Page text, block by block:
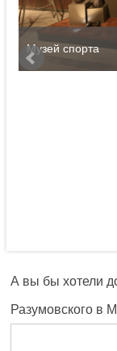
Музей спорта
А вы бы хотели
Разумовского в